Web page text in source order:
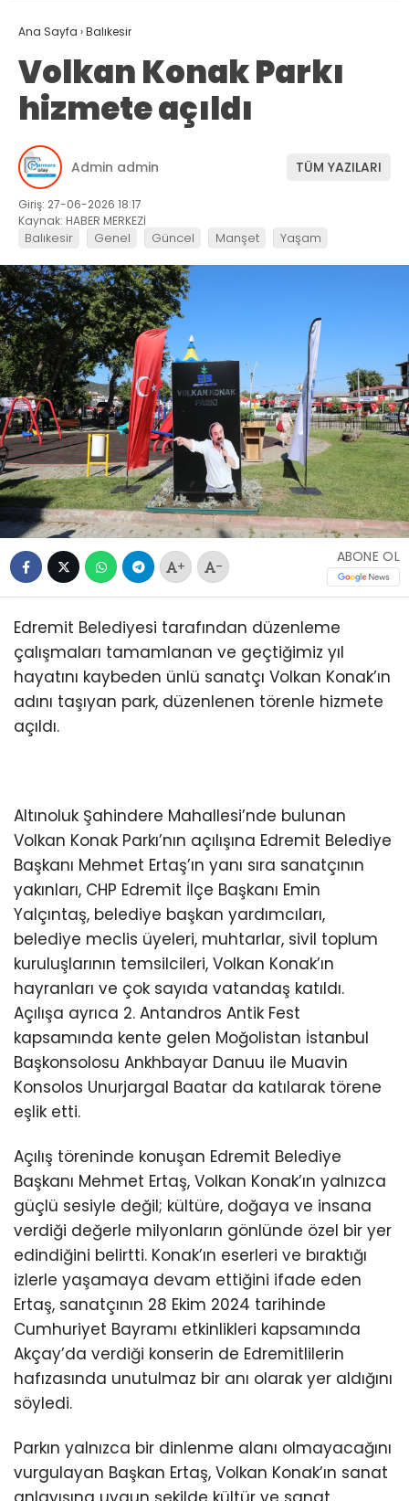
Ana Sayfa ›Balıkesir
Volkan Konak Parkı
hizmete açıldı
Admin admin TÜM YAZILARI
Giriş: 27-06-2026 18:17
Kaynak: HABER MERKEZİ
Balıkesir Genel Güncel Manşet Yaşam
+ -
ABONE OL
Edremit Belediyesi tarafından düzenleme
çalışmaları tamamlanan ve geçtiğimiz yıl
hayatını kaybeden ünlü sanatçı Volkan Konak’ın
adını taşıyan park, düzenlenen törenle hizmete
açıldı.
Altınoluk Şahindere Mahallesi’nde bulunan
Volkan Konak Parkı’nın açılışına Edremit Belediye
Başkanı Mehmet Ertaş’ın yanı sıra sanatçının
yakınları, CHP Edremit İlçe Başkanı Emin
Yalçıntaş, belediye başkan yardımcıları,
belediye meclis üyeleri, muhtarlar, sivil toplum
kuruluşlarının temsilcileri, Volkan Konak’ın
hayranları ve çok sayıda vatandaş katıldı.
Açılışa ayrıca 2. Antandros Antik Fest
kapsamında kente gelen Moğolistan İstanbul
Başkonsolosu Ankhbayar Danuu ile Muavin
Konsolos Unurjargal Baatar da katılarak törene
eşlik etti.
Açılış töreninde konuşan Edremit Belediye
Başkanı Mehmet Ertaş, Volkan Konak’ın yalnızca
güçlü sesiyle değil; kültüre, doğaya ve insana
verdiği değerle milyonların gönlünde özel bir yer
edindiğini belirtti. Konak’ın eserleri ve bıraktığı
izlerle yaşamaya devam ettiğini ifade eden
Ertaş, sanatçının 28 Ekim 2024 tarihinde
Cumhuriyet Bayramı etkinlikleri kapsamında
Akçay’da verdiği konserin de Edremitlilerin
hafızasında unutulmaz bir anı olarak yer aldığını
söyledi.
Parkın yalnızca bir dinlenme alanı olmayacağını
vurgulayan Başkan Ertaş, Volkan Konak’ın sanat